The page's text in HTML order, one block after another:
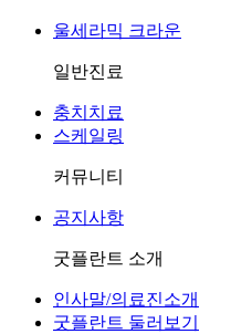
울세라믹 크라운
일반진료
충치치료
스케일링
커뮤니티
공지사항
굿플란트 소개
인사말/의료진소개
굿플란트 둘러보기